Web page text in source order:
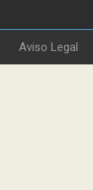
Aviso Legal